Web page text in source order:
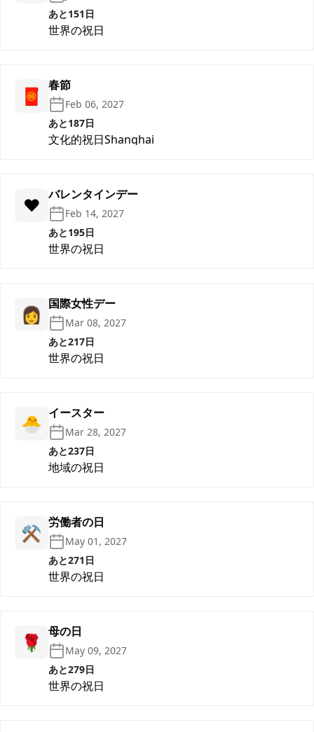
あと151日
世界の祝日
🧧 春節
Feb 06, 2027
あと187日
文化的祝日Shanghai
❤️ バレンタインデー
Feb 14, 2027
あと195日
世界の祝日
👩 国際女性デー
Mar 08, 2027
あと217日
世界の祝日
🐣 イースター
Mar 28, 2027
あと237日
地域の祝日
⚒️ 労働者の日
May 01, 2027
あと271日
世界の祝日
🌹 母の日
May 09, 2027
あと279日
世界の祝日